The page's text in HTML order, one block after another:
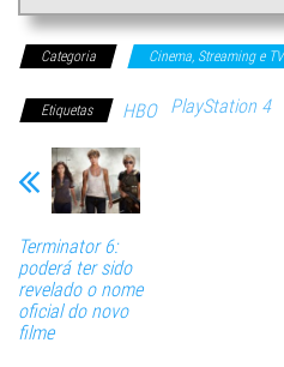
Categoria Cinema, Streaming e TV
Etiquetas HBO PlayStation 4
Terminator 6:
poderá ter sido
revelado o nome
oficial do novo
filme